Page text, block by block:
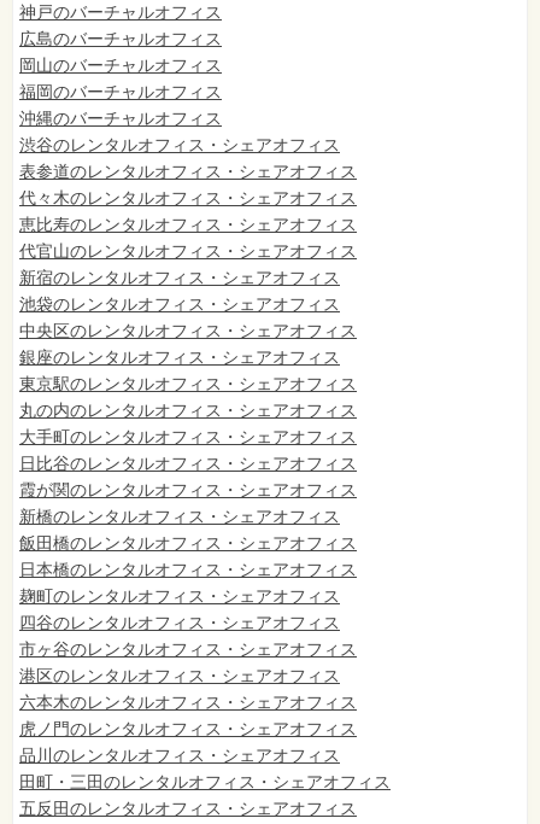
神戸のバーチャルオフィス
広島のバーチャルオフィス
岡山のバーチャルオフィス
福岡のバーチャルオフィス
沖縄のバーチャルオフィス
渋谷のレンタルオフィス・シェアオフィス
表参道のレンタルオフィス・シェアオフィス
代々木のレンタルオフィス・シェアオフィス
恵比寿のレンタルオフィス・シェアオフィス
代官山のレンタルオフィス・シェアオフィス
新宿のレンタルオフィス・シェアオフィス
池袋のレンタルオフィス・シェアオフィス
中央区のレンタルオフィス・シェアオフィス
銀座のレンタルオフィス・シェアオフィス
東京駅のレンタルオフィス・シェアオフィス
丸の内のレンタルオフィス・シェアオフィス
大手町のレンタルオフィス・シェアオフィス
日比谷のレンタルオフィス・シェアオフィス
霞が関のレンタルオフィス・シェアオフィス
新橋のレンタルオフィス・シェアオフィス
飯田橋のレンタルオフィス・シェアオフィス
日本橋のレンタルオフィス・シェアオフィス
麹町のレンタルオフィス・シェアオフィス
四谷のレンタルオフィス・シェアオフィス
市ヶ谷のレンタルオフィス・シェアオフィス
港区のレンタルオフィス・シェアオフィス
六本木のレンタルオフィス・シェアオフィス
虎ノ門のレンタルオフィス・シェアオフィス
品川のレンタルオフィス・シェアオフィス
田町・三田のレンタルオフィス・シェアオフィス
五反田のレンタルオフィス・シェアオフィス